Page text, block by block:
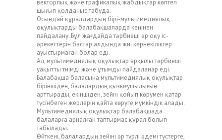
векторлық және графикалық жабдықтар көптеп
шығып қолданыс табуда.
Осындай құралдардың бірі-мультимедиялық
оқулықтарды балабақшаларда кеңінен
пайдалану. Бұл жағдайда тәрбиеші әр оқу іс-
әрекеттерін бастар алдында жиі көрнекіліктер
ауыстырмаған болар еді.
Ал, мультимедиялық оқулықтар арқылы тәрбиеші
уақытты тиімді және ұтымды пайдаланар еді.
Балабақша баласына мультимедиялық оқулықтар
біріншіден, балалардың қызығушылығын
арттырады, екіншіден, зейін қойып көрумен қатар
түсінбеген жерлерін қайта көруге мүмкіндік алады.
Мультимедиялық оқулықтар балабақшада
балаларға арналған таптырмас құрал болып
табылады.
Өйткені, балалардың зейіні әр түрлі әдемі түстерге,